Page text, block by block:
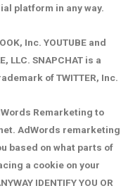
platform in any way.
Inc. YOUTUBE and
LLC. SNAPCHAT is a
of TWITTER, Inc.
Remarketing to
AdWords remarketing
based on what parts of
a cookie on your
IDENTIFY YOU OR